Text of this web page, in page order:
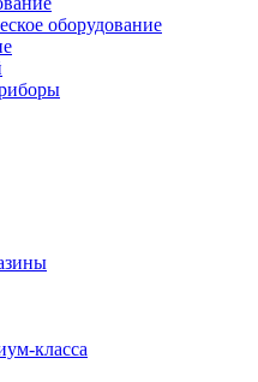
оборудование
класса